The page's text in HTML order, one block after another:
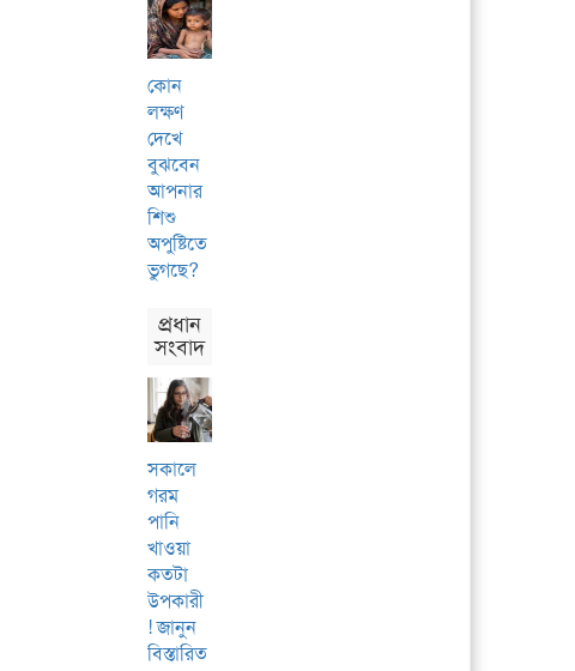
কোন
লক্ষণ
দেখে
বুঝবেন
আপনার
শিশু
অপুষ্টিতে
ভুগছে?
প্রধান
সংবাদ
সকালে
গরম
পানি
খাওয়া
কতটা
উপকারী
! জানুন
বিস্তারিত